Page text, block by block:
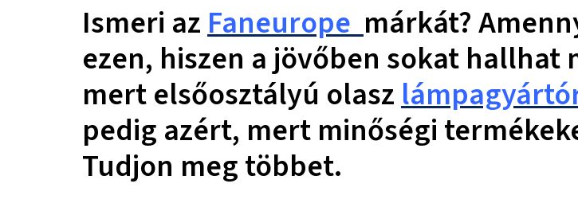
Ismeri azFaneuropemárkát?
ezen, hiszen a jövőben sokat hallhat
mert elsőosztályú olasz
pedig azért, mert minőségi
Tudjon meg többet.